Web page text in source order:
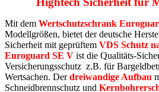
Mit dem Wertschutzschrank
Modellgrößen, bietet der deutsche
Sicherheit mit geprüftem VDS Schutz
Euroguard SE V ist die Qualitäts-
Versicherungsschutz z.B. für
Wertsachen. Derdreiwandige Aufbau
Schneidbrennschutz und